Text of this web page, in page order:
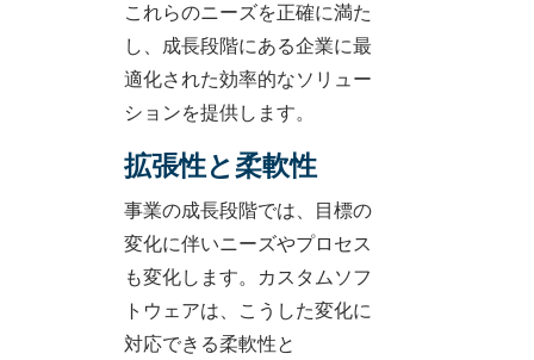
これらのニーズを正確に満た
し、成長段階にある企業に最
適化された効率的なソリュー
ションを提供します。
拡張性と柔軟性
事業の成長段階では、目標の
変化に伴いニーズやプロセス
も変化します。カスタムソフ
トウェアは、こうした変化に
対応できる柔軟性と